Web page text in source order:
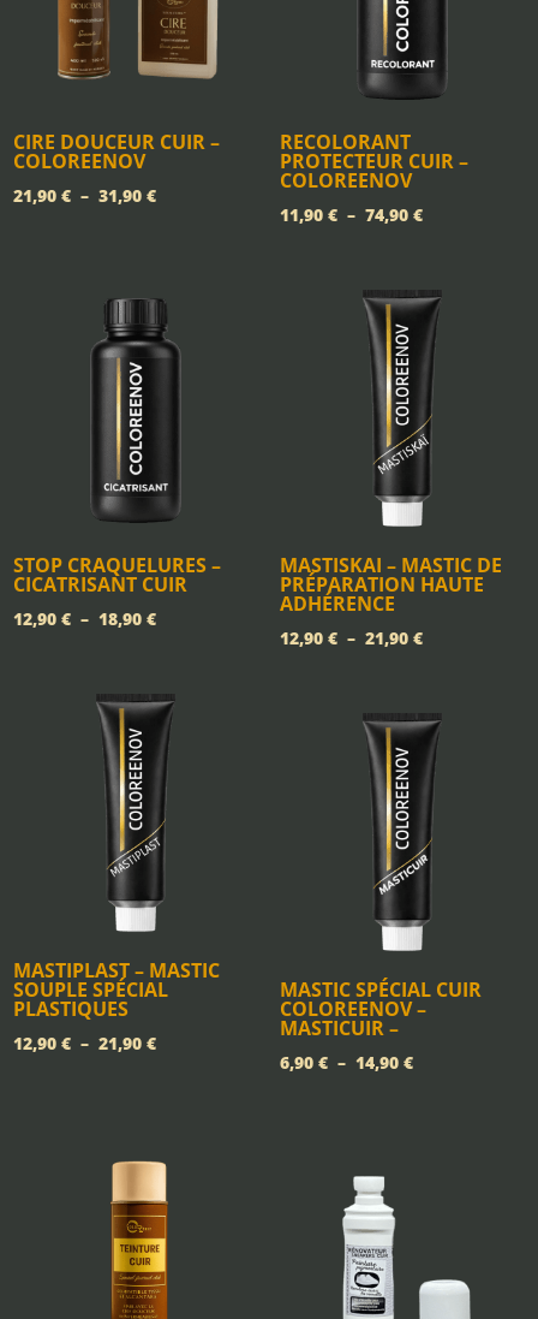
CIRE DOUCEUR CUIR –
COLOREENOV
21,90€ – 31,90€Plage
à
31,90 €
RECOLORANT
PROTECTEUR CUIR –
COLOREENOV
11,90 € – 74,90 €Plage
11,90 €
STOP CRAQUELURES –
CICATRISANT CUIR
12,90€ – 18,90€Plage
12,90 €
à
18,90 €
MASTISKAI – MASTIC DE
PRÉPARATION HAUTE
ADHÉRENCE
12,90 € – 21,90 €Plage
12,90 €
MASTIPLAST – MASTIC
SOUPLE SPÉCIAL
PLASTIQUES
12,90€ – 21,90€Plage
à
21,90 €
MASTIC SPÉCIAL CUIR
COLOREENOV –
MASTICUIR –
6,90 € – 14,90 €Plage